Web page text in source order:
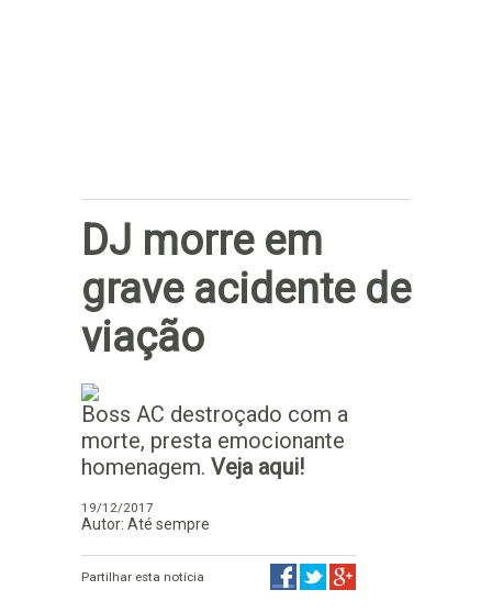
DJ morre em
grave acidente de
viação
Boss AC destroçado com a
morte, presta emocionante
homenagem. Veja aqui!
19/12/2017
Autor: Até sempre
Partilhar esta notícia